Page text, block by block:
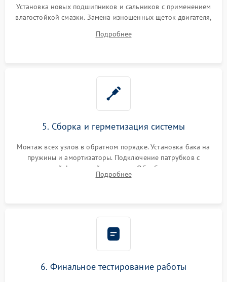
Установка новых подшипников и сальников с применением
влагостойкой смазки. Замена изношенных щеток двигателя,
или поврежденной резиновой манжеты.
Подробнее
5. Сборка и герметизация системы
Монтаж всех узлов в обратном порядке. Установка бака на
пружины и амортизаторы. Подключение патрубков с
надежной фиксацией хомутами. Обработка стыков
герметиком для предотвращения возможных протечек воды.
Подробнее
6. Финальное тестирование работы